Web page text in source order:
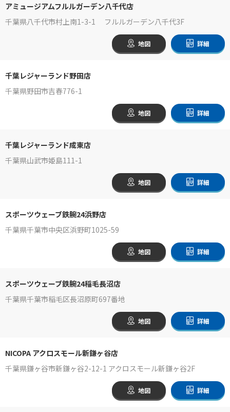
アミュージアムフルルガーデン八千代店
千葉県八千代市村上南1-3-1 フルルガーデン八千代3F
地図 詳細
千葉レジャーランド野田店
千葉県野田市吉春776-1
地図 詳細
千葉レジャーランド成東店
千葉県山武市姫島111-1
地図 詳細
スポーツウェーブ鉄腕24浜野店
千葉県千葉市中央区浜野町1025-59
地図 詳細
スポーツウェーブ鉄腕24稲毛長沼店
千葉県千葉市稲毛区長沼原町697番地
地図 詳細
NICOPA アクロスモール新鎌ヶ谷店
千葉県鎌ヶ谷市新鎌ヶ谷2-12-1 アクロスモール新鎌ヶ谷2F
地図 詳細